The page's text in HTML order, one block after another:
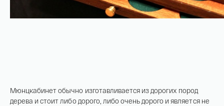
Мюнцкабинет обычно изготавливается из дорогих пород
дерева и стоит либо дорого, либо очень дорого и является не